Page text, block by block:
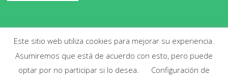
Copyright 2020. Todos los derechos reservados.
Este sitio web utiliza cookies para mejorar su experiencia.
Asumiremos que está de acuerdo con esto, pero puede
optar por no participar si lo desea.
Configuración de